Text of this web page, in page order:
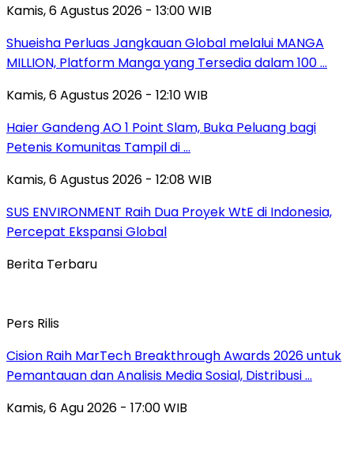
Kamis, 6 Agustus 2026 - 13:00 WIB
Shueisha Perluas Jangkauan Global melalui MANGA
MILLION, Platform Manga yang Tersedia dalam 100 …
Kamis, 6 Agustus 2026 - 12:10 WIB
Haier Gandeng AO 1 Point Slam, Buka Peluang bagi
Petenis Komunitas Tampil di …
Kamis, 6 Agustus 2026 - 12:08 WIB
SUS ENVIRONMENT Raih Dua Proyek WtE di Indonesia,
Percepat Ekspansi Global
Berita Terbaru
Pers Rilis
Cision Raih MarTech Breakthrough Awards 2026 untuk
Pemantauan dan Analisis Media Sosial, Distribusi …
Kamis, 6 Agu 2026 - 17:00 WIB